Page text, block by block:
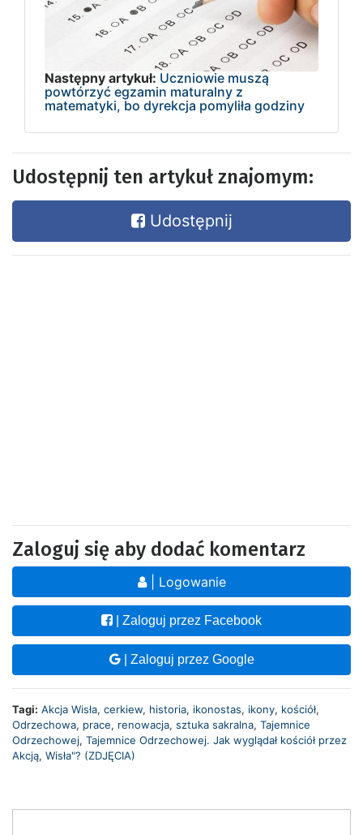
Następny artykuł: Uczniowie muszą
powtórzyć egzamin maturalny z
matematyki, bo dyrekcja pomyliła godziny
Udostępnij ten artykuł znajomym:
Udostępnij
Zaloguj się aby dodać komentarz
| Logowanie
| Zaloguj przez Facebook
| Zaloguj przez Google
Tagi: Akcja Wisła, cerkiew, historia, ikonostas, ikony, kościół,
Odrzechowa, prace, renowacja, sztuka sakralna, Tajemnice
Odrzechowej, Tajemnice Odrzechowej. Jak wyglądał kościół przez
Akcją, Wisła"? (ZDJĘCIA)